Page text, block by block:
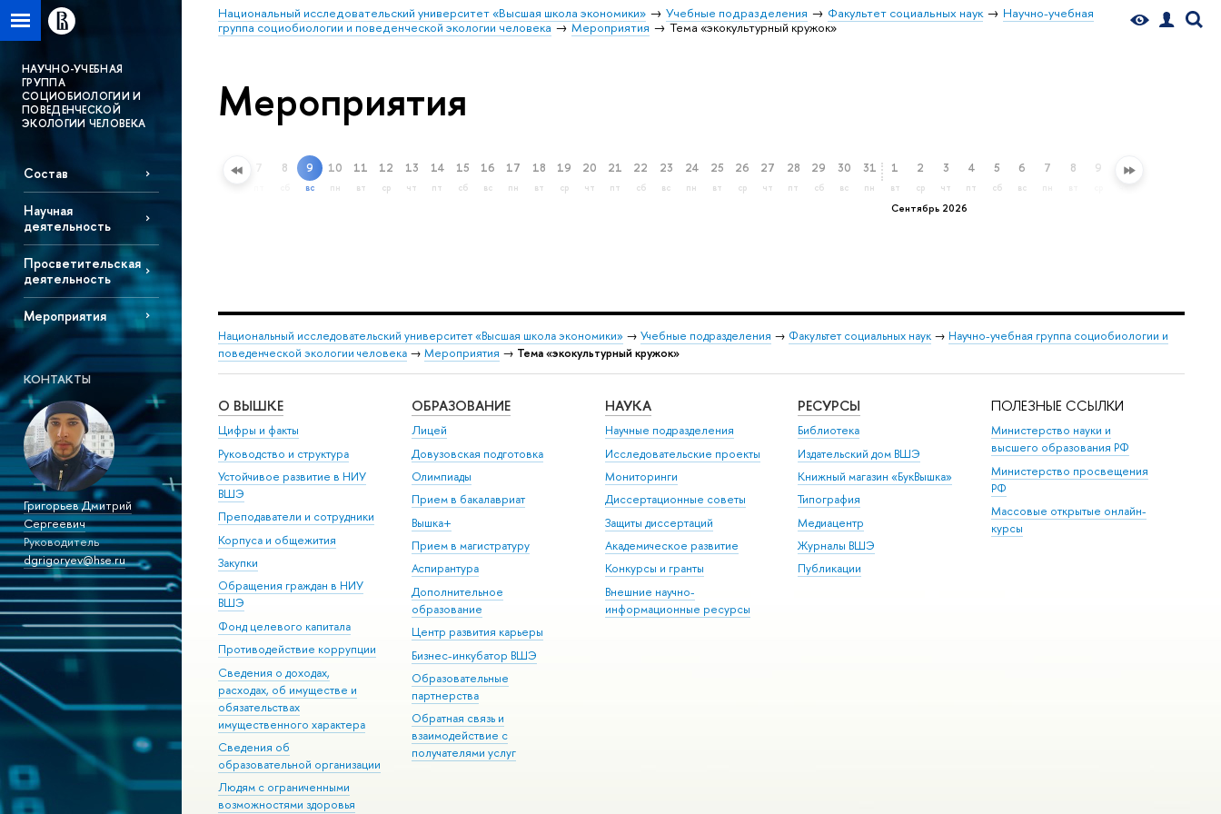
Национальный исследовательский университет «Высшая школа экономики» Учебные подразделения Факультет социальных наук
Научно-учебная
группа социобиологии и поведенческой экологии человека
Мероприятия Тема «экокультурный кружок»
НАУЧНО-УЧЕБНАЯ
ГРУППА
СОЦИОБИОЛОГИИ И
ПОВЕДЕНЧЕСКОЙ
ЭКОЛОГИИ ЧЕЛОВЕКА
Состав
Научная
деятельность
Просветительская
деятельность
Мероприятия
КОНТАКТЫ
Григорьев Дмитрий
Сергеевич
Руководитель
dgrigoryev@hse.ru
Мероприятия
Расширенный поиск 7 8 9
вс
10
пн
11
вт
12
ср
13
чт
14
пт
15
сб
16
вс
17
пн
18
вт
19
ср
20
чт
21
пт
22
сб
23
вс
24
пн
25
вт
26
ср
27
чт
28
пт
29
сб
30
вс
31
пн
Сентябрь 2026
1
вт
2
ср
3
чт
4
пт
5
сб
6
вс
7
пн
8 9 10
Национальный исследовательский университет «Высшая школа экономики» → Учебные подразделения → Факультет социальных наук → Научно-учебная группа социобиологии и
поведенческой экологии человека → Мероприятия → Тема «экокультурный кружок»
О ВЫШКЕ
Цифры и факты
Руководство и структура
Устойчивое развитие в НИУ
ВШЭ
Преподаватели и сотрудники
Корпуса и общежития
Закупки
Обращения граждан в НИУ
ВШЭ
Фонд целевого капитала
Противодействие коррупции
Сведения о доходах,
расходах, об имуществе и
обязательствах
имущественного характера
Сведения об
образовательной организации
Людям с ограниченными
возможностями здоровья
ОБРАЗОВАНИЕ
Лицей
Довузовская подготовка
Олимпиады
Прием в бакалавриат
Вышка+
Прием в магистратуру
Аспирантура
Дополнительное
образование
Центр развития карьеры
Бизнес-инкубатор ВШЭ
Образовательные
партнерства
Обратная связь и
взаимодействие с
получателями услуг
НАУКА
Научные подразделения
Исследовательские проекты
Мониторинги
Диссертационные советы
Защиты диссертаций
Академическое развитие
Конкурсы и гранты
Внешние научно-
информационные ресурсы
РЕСУРСЫ
Библиотека
Издательский дом ВШЭ
Книжный магазин «БукВышка»
Типография
Медиацентр
Журналы ВШЭ
Публикации
ПОЛЕЗНЫЕ ССЫЛКИ
Министерство науки и
высшего образования РФ
Министерство просвещения
РФ
Массовые открытые онлайн-
курсы